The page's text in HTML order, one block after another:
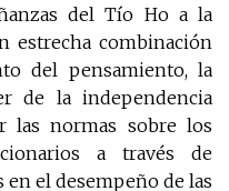
del Tío Ho a la
estrecha combinación
del pensamiento, la
de la independencia
las normas sobre los
a través de
en el desempeño de las